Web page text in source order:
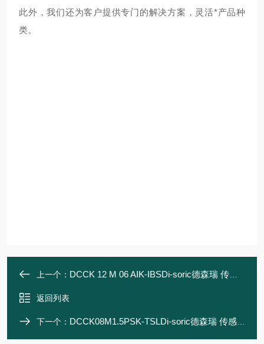
此外，我们还为客户提供专门的解决方案，灵活*产品种
类。
上一个： DCCK 12 M 06 AIK-IBSDi-soric德森瑞 传感器
返回列表
下一个： DCCK08M1.5PSK-TSLDi-soric德森瑞 传感器